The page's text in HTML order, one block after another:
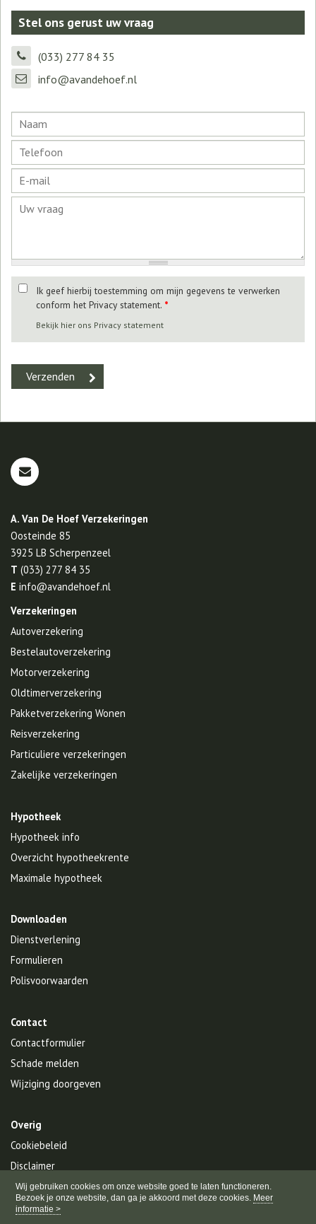
Wij gebruiken cookies om onze website goed te laten functioneren.
Bezoek je onze website, dan ga je akkoord met deze cookies. Meer
informatie >
Stel ons gerust uw vraag
(033) 277 84 35
info@avandehoef.nl
Ik geef hierbij toestemming om mijn gegevens te verwerken
conform het Privacy statement. *
Bekijk hier ons Privacy statement
A. Van De Hoef Verzekeringen
Oosteinde 85
3925 LB Scherpenzeel
T (033) 277 84 35
E info@avandehoef.nl
Verzekeringen
Autoverzekering
Bestelautoverzekering
Motorverzekering
Oldtimerverzekering
Pakketverzekering Wonen
Reisverzekering
Particuliere verzekeringen
Zakelijke verzekeringen
Hypotheek
Hypotheek info
Overzicht hypotheekrente
Maximale hypotheek
Downloaden
Dienstverlening
Formulieren
Polisvoorwaarden
Contact
Contactformulier
Schade melden
Wijziging doorgeven
Overig
Cookiebeleid
Disclaimer
Privacy